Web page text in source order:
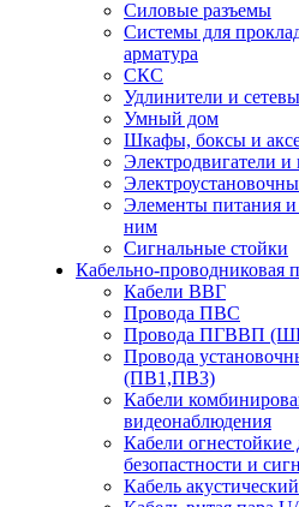
Силовые разъемы
Системы для
арматура
СКС
Удлинители и
Умный дом
Шкафы, боксы и
Электродвигатели и
Элементы питания и
ним
Сигнальные стойки
Кабельно-проводниковая
Кабели ВВГ
Провода ПВС
Провода ПГВВП
Провода
(ПВ1,ПВ3)
Кабели
видеонаблюдения
Кабели
безопастности и
Кабель акустический